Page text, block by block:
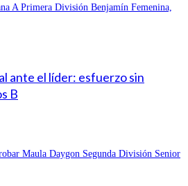
A Primera División Benjamín Femenina,
ante el líder: esfuerzo sin
B
Maula Daygon Segunda División Senior